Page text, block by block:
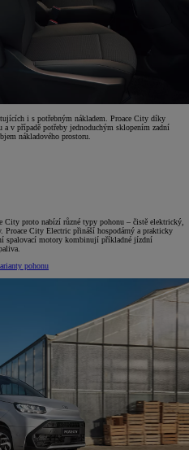
i s potřebným nákladem. Proace City díky
v případě potřeby jednoduchým sklopením zadní
nákladového prostoru.
City proto nabízí různé typy pohonu – čistě elektrický,
Proace City Electric přináší hospodárný a prakticky
spalovací motory kombinují příkladné jízdní
pohonu